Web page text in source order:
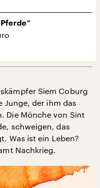
Siem Coburg
Junge, der ihm das
Die Mönche von Sint
schweigen, das
Was ist ein Leben?
Nachkrieg.